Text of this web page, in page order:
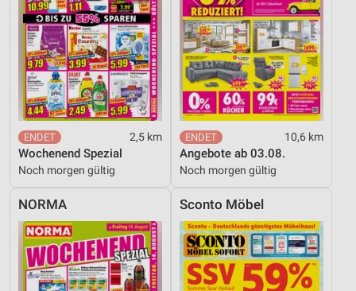
2,5 km
Wochenend Spezial
Noch morgen gültig
10,6 km
Angebote ab 03.08.
Noch morgen gültig
NORMA Sconto Möbel